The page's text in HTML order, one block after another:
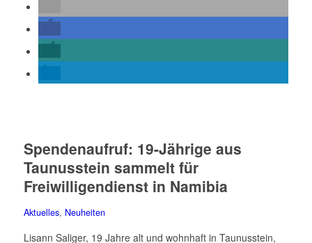
Spendenaufruf: 19-Jährige aus
Taunusstein sammelt für
Freiwilligendienst in Namibia
Aktuelles, Neuheiten
Lisann Saliger, 19 Jahre alt und wohnhaft in Taunusstein,